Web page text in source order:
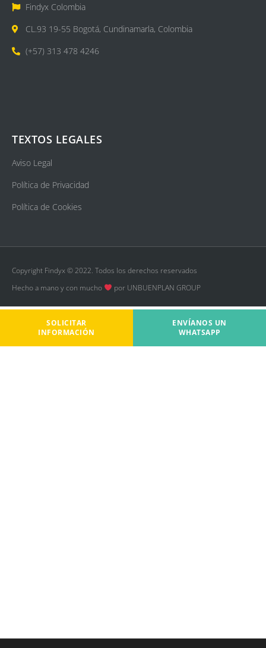
Findyx Colombia
CL.93 19-55 Bogotá, Cundinamarla, Colombia
(+57) 313 478 4246
TEXTOS LEGALES
Aviso Legal
Política de Privacidad
Política de Cookies
Copyright Findyx © 2022. Todos los derechos reservados
Hecho a mano y con mucho
por UNBUENPLAN GROUP
SOLICITAR
INFORMACIÓN
ENVÍANOS UN
WHATSAPP